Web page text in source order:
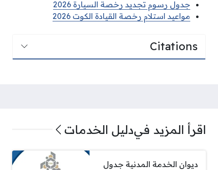
جدول رسوم تجديد رخصة السيارة 2026
مواعيد استلام رخصة القيادة الكوت 2026
Citations
اقرأ المزيد فيدليل الخدمات
ديوان الخدمة المدنية جدول